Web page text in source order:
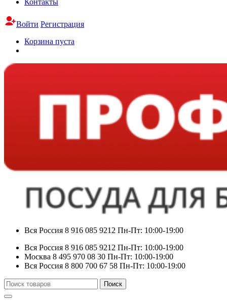
Контакты
Войти Регистрация
Корзина пуста
Вся Россия 8 916 085 9212 Пн-Пт: 10:00-19:00
Вся Россия 8 916 085 9212 Пн-Пт: 10:00-19:00
Москва 8 495 970 08 30 Пн-Пт: 10:00-19:00
Вся Россия 8 800 700 67 58 Пн-Пт: 10:00-19:00
Искать:
Поиск